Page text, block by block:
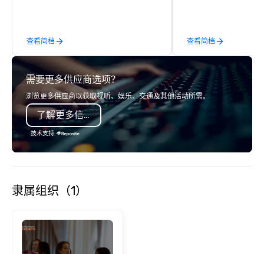
years of industry experience and
commitment to exceptional customer
service set us apart. We deliver
smart, reliable solutions designed to
make the end-user experience
seamless from start to finish. We are
also a certified WOSB.
查看简档
services for the
types: corporate,
community-based,
event, and more! Vibralocity is based
in Portland, but can
your event is being held.
LGBTBE® as part of
LGBTQ Chamber of
查看简档
需要更多供应商选项？
浏览更多供应商以获取视听、娱乐、交通及其他活动所需。
了解更多信息
技术支持
隶属组织（1）